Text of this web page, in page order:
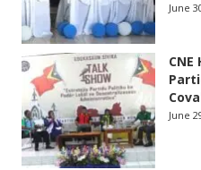
June
June